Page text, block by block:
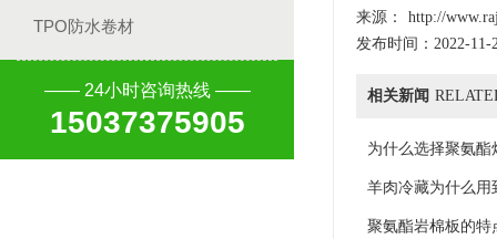
TPO防水卷材
—— 24小时咨询热线 ——
15037375905
来源：
http://
发布时间：2022-11-
相关新闻
为什么选择聚氨酯
羊肉冷藏为什么用
聚氨酯岩棉板的特